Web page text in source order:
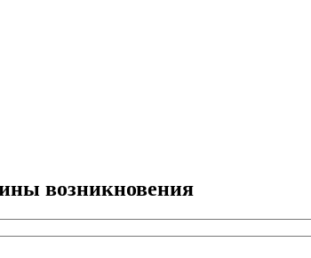
возникновения